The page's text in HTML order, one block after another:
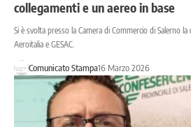
collegamenti e un aereo in base
Si è svolta presso la Camera di Commercio di Salerno
Aeroitalia e GESAC.
Comunicato Stampa16 Marzo 2026